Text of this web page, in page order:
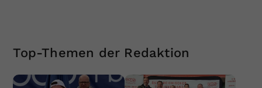
Top-Themen der Redaktion